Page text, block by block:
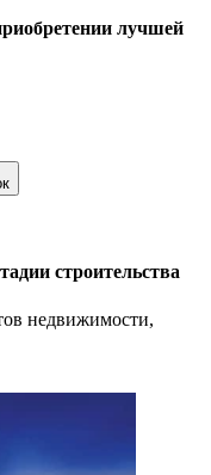
лучшей
строительства
недвижимости,